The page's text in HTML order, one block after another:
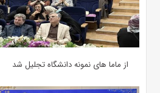
از ماما های نمونه دانشگاه تجلیل شد